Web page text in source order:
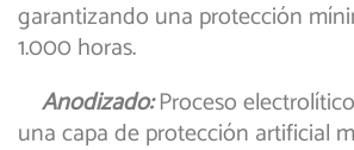
garantizando una protección
1.000 horas.
Anodizado:Proceso
una capa de protección artificial